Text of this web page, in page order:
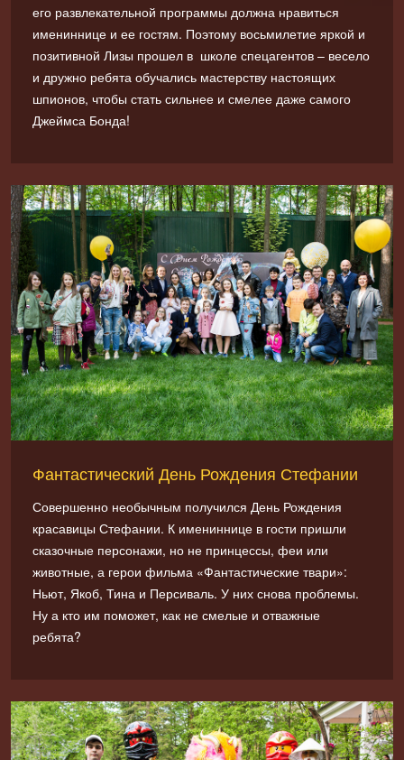
его развлекательной программы должна нравиться
имениннице и ее гостям. Поэтому восьмилетие яркой и
позитивной Лизы прошел в школе спецагентов – весело
и дружно ребята обучались мастерству настоящих
шпионов, чтобы стать сильнее и смелее даже самого
Джеймса Бонда!
Фантастический День Рождения Стефании
Совершенно необычным получился День Рождения
красавицы Стефании. К имениннице в гости пришли
сказочные персонажи, но не принцессы, феи или
животные, а герои фильма «Фантастические твари»:
Ньют, Якоб, Тина и Персиваль. У них снова проблемы.
Ну а кто им поможет, как не смелые и отважные
ребята?